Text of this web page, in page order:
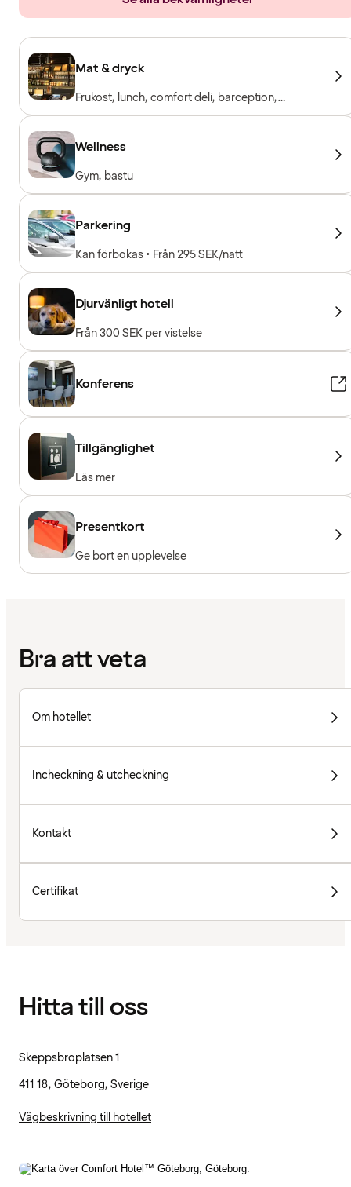
Mat & dryck
Frukost, lunch, comfort deli, barception,
restaurang & bar
Wellness
Gym, bastu
Parkering
Kan förbokas • Från 295 SEK/natt
Djurvänligt hotell
Från 300 SEK per vistelse
Konferens
Tillgänglighet
Läs mer
Presentkort
Ge bort en upplevelse
Bra att veta
Om hotellet
Incheckning & utcheckning
Kontakt
Certifikat
Hitta till oss
Skeppsbroplatsen 1
411 18, Göteborg, Sverige
Vägbeskrivning till hotellet